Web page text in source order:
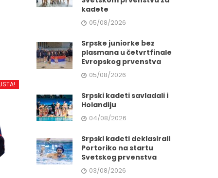
kadete
05/08/2026
Srpske juniorke bez
plasmana u četvrtfinale
Evropskog prvenstva
05/08/2026
Srpski kadeti savladali i
Holandiju
04/08/2026
Srpski kadeti deklasirali
Portoriko na startu
Svetskog prvenstva
03/08/2026